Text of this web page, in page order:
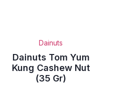
Dainuts
Dainuts Tom Yum
Kung Cashew Nut
(35 Gr)